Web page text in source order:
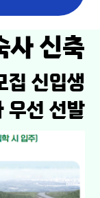
사 신축
신입생
우선 선발